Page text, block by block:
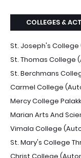
COLLEGES &
St. Joseph's
St. Thomas College
St. Berchmans
Carmel College
Mercy College
Marian Arts And
Vimala College
St. Mary's College